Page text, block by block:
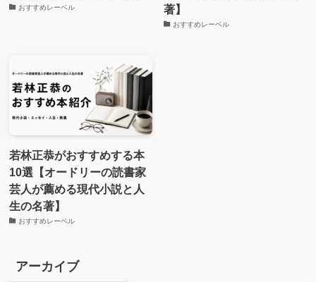
おすすめレーベル
著】
おすすめレーベル
若林正恭がおすすめする本
10選【オードリーの読書家
芸人が薦める現代小説と人
生の名著】
おすすめレーベル
アーカイブ